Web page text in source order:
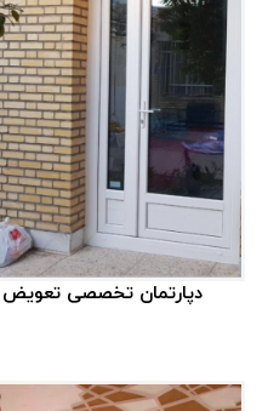
برچسب‌ها
پنجره ایرانی
شیشه عایق
پنجره سنتی
شیشه لمینت
نمای کرتین وال
دپارتمان تخصصی تعویض